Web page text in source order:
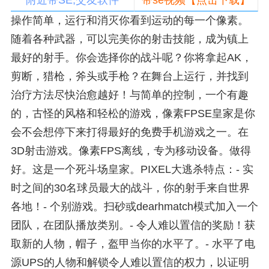
操作简单，运行和消灭你看到运动的每一个像素。
随着各种武器，可以完美你的射击技能，成为镇上
最好的射手。你会选择你的战斗呢？你将拿起AK，
剪断，猎枪，斧头或手枪？在舞台上运行，并找到
治疗方法尽快治愈越好！与简单的控制，一个有趣
的，古怪的风格和轻松的游戏，像素FPSE皇家是你
会不会想停下来打得最好的免费手机游戏之一。在
3D射击游戏。像素FPS离线，专为移动设备。做得
好。这是一个死斗场皇家。PIXEL大逃杀特点：- 实
时之间的30名球员最大的战斗，你的射手来自世界
各地！- 个别游戏。扫砂或dearhmatch模式加入一个
团队，在团队播放类别。- 令人难以置信的奖励！获
取新的人物，帽子，盔甲当你的水平了。- 水平了电
源UPS的人物和解锁令人难以置信的权力，以证明